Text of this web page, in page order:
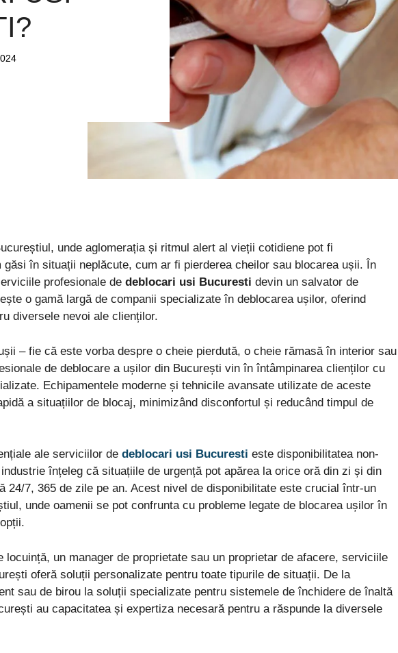
unde aglomerația și ritmul alert al vieții cotidiene pot fi
găsi în situații neplăcute, cum ar fi pierderea cheilor sau blocarea ușii. În
profesionale de deblocari usi Bucuresti devin un salvator de
o gamă largă de companii specializate în deblocarea ușilor, oferind
diversele nevoi ale clienților.
– fie că este vorba despre o cheie pierdută, o cheie rămasă în interior sau
de deblocare a ușilor din București vin în întâmpinarea clienților cu
Echipamentele moderne și tehnicile avansate utilizate de aceste
a situațiilor de blocaj, minimizând disconfortul și reducând timpul de
ale serviciilor de deblocari usi Bucuresti este disponibilitatea non-
înțeleg că situațiile de urgență pot apărea la orice oră din zi și din
24/7, 365 de zile pe an. Acest nivel de disponibilitate este crucial într-un
unde oamenii se pot confrunta cu probleme legate de blocarea ușilor în
locuință, un manager de proprietate sau un proprietar de afacere, serviciile
oferă soluții personalizate pentru toate tipurile de situații. De la
sau de birou la soluții specializate pentru sistemele de închidere de înaltă
au capacitatea și expertiza necesară pentru a răspunde la diversele